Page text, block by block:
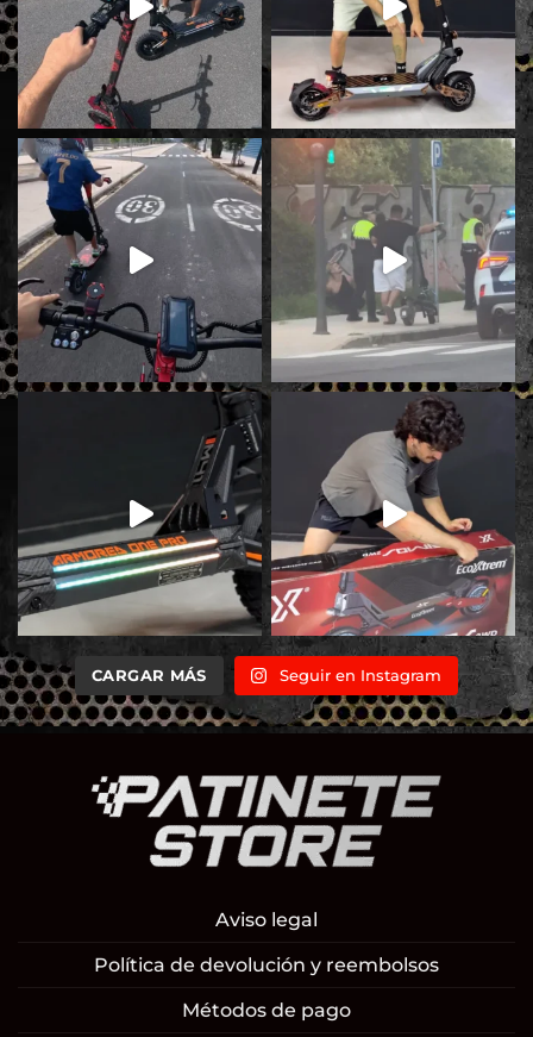
CARGAR MÁS Seguir en Instagram
Aviso legal
Política de devolución y reembolsos
Métodos de pago